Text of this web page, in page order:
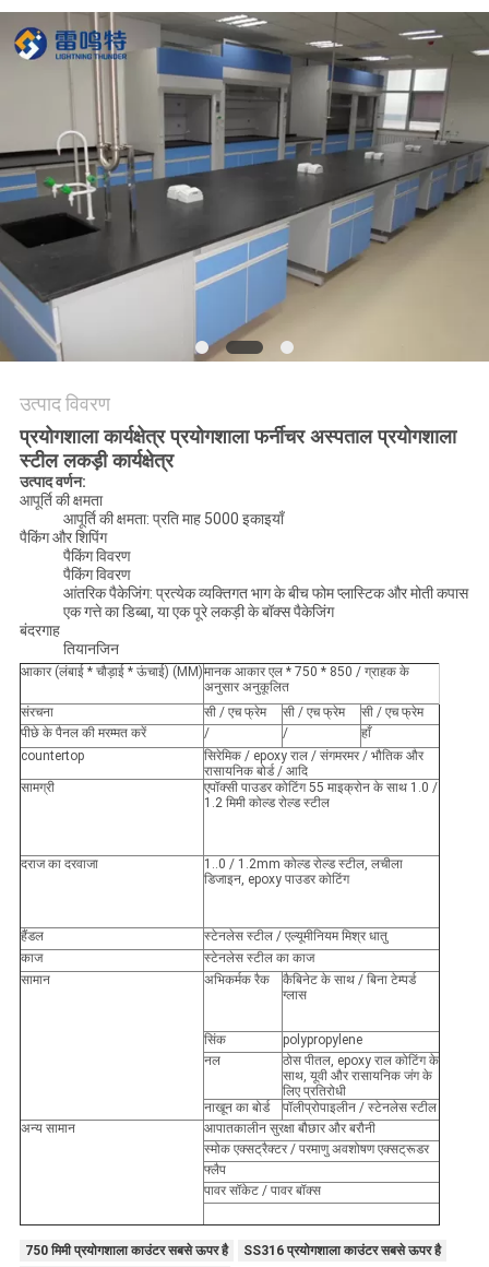
एक
उद्धरण
अनुरोध
करें
साइटमैप
PRIVACY
POLICY
उत्पाद विवरण
प्रयोगशाला कार्यक्षेत्र प्रयोगशाला फर्नीचर अस्पताल प्रयोगशाला
स्टील लकड़ी कार्यक्षेत्र
उत्पाद वर्णन:
आपूर्ति की क्षमता
आपूर्ति की क्षमता: प्रति माह 5000 इकाइयाँ
पैकिंग और शिपिंग
पैकिंग विवरण
पैकिंग विवरण
आंतरिक पैकेजिंग: प्रत्येक व्यक्तिगत भाग के बीच फोम प्लास्टिक और मोती कपास
एक गत्ते का डिब्बा, या एक पूरे लकड़ी के बॉक्स पैकेजिंग
बंदरगाह
तियानजिन
आकार (लंबाई * चौड़ाई * ऊंचाई) (MM)मानक आकार एल * 750 * 850 / ग्राहक के
अनुसार अनुकूलित
संरचना
सी / एच फ्रेम सी / एच फ्रेम
सी / एच फ्रेम
पीछे के पैनल की मरम्मत करें
/ /
हाँ
countertop
सिरेमिक / epoxy राल / संगमरमर / भौतिक और
रासायनिक बोर्ड / आदि
सामग्री
एपॉक्सी पाउडर कोटिंग 55 माइक्रोन के साथ 1.0 /
1.2 मिमी कोल्ड रोल्ड स्टील
दराज का दरवाजा
1..0 / 1.2mm कोल्ड रोल्ड स्टील, लचीला
डिजाइन, epoxy पाउडर कोटिंग
हैंडल
स्टेनलेस स्टील / एल्यूमीनियम मिश्र धातु
काज
स्टेनलेस स्टील का काज
सामान
अभिकर्मक रैक
कैबिनेट के साथ / बिना टेम्पर्ड
ग्लास
सिंक
polypropylene
नल
ठोस पीतल, epoxy राल कोटिंग के
साथ, यूवी और रासायनिक जंग के
लिए प्रतिरोधी
नाखून का बोर्ड
पॉलीप्रोपाइलीन / स्टेनलेस स्टील
अन्य सामान
आपातकालीन सुरक्षा बौछार और बरौनी
स्मोक एक्सट्रैक्टर / परमाणु अवशोषण एक्सट्रूडर
फ्लैप
पावर सॉकेट / पावर बॉक्स
750 मिमी प्रयोगशाला काउंटर सबसे ऊपर है
SS316 प्रयोगशाला काउंटर सबसे ऊपर है